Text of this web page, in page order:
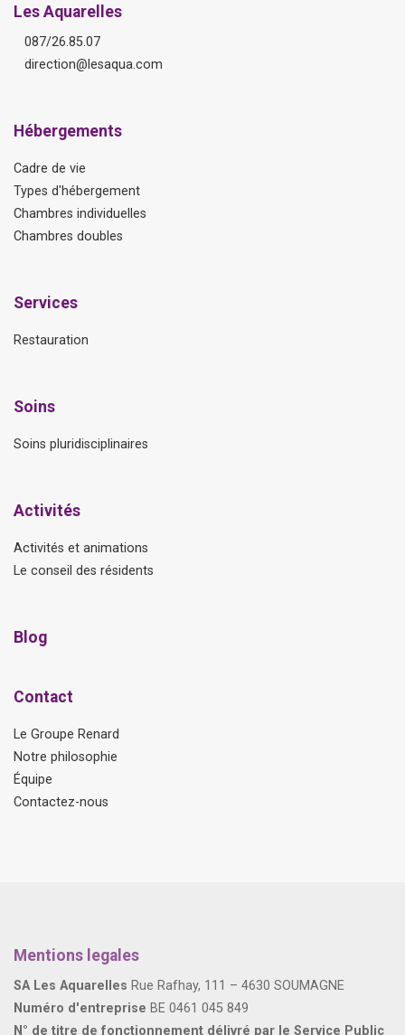
Les Aquarelles
087/26.85.07
direction@lesaqua.com
Hébergements
Cadre de vie
Types d'hébergement
Chambres individuelles
Chambres doubles
Services
Restauration
Soins
Soins pluridisciplinaires
Activités
Activités et animations
Le conseil des résidents
Blog
Contact
Le Groupe Renard
Notre philosophie
Équipe
Contactez-nous
Mentions legales
SA Les Aquarelles Rue Rafhay, 111 – 4630 SOUMAGNE
Numéro d'entreprise BE 0461 045 849
N° de titre de fonctionnement délivré par le Service Public